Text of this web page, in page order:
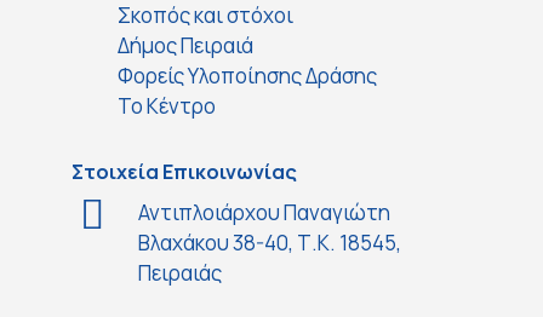
Σκοπός και στόχοι
Δήμος Πειραιά
Φορείς Υλοποίησης Δράσης
Το Κέντρο
Στοιχεία Επικοινωνίας
Αντιπλοιάρχου Παναγιώτη
Βλαχάκου 38-40, Τ.Κ. 18545,
Πειραιάς